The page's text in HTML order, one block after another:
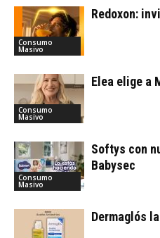
Consumo
Masivo
Redoxon:
Consumo
Masivo
Elea elige a
Consumo
Masivo
Softys con
Babysec
Dermaglós